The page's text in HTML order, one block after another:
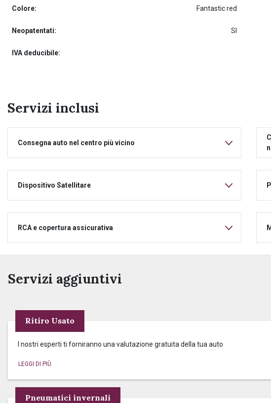
Colore: Fantastic red
Neopatentati: SI
IVA deducibile:
Servizi inclusi
Consegna auto nel centro più vicino
Dispositivo Satellitare
RCA e copertura assicurativa
Servizi aggiuntivi
Ritiro Usato
I nostri esperti ti forniranno una valutazione gratuita della tua auto
Pneumatici invernali